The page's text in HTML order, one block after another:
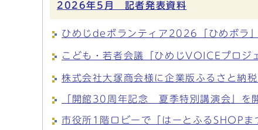
2026年5月 記者発表資料
ひめじdeボランティア2026「ひめボラ
こども・若者会議「ひめじVOICEプロジ
株式会社大塚商会様に企業版ふるさと納
「開館30周年記念 夏季特別講演会」を
市役所1階ロビーで「はーとふるSHOP